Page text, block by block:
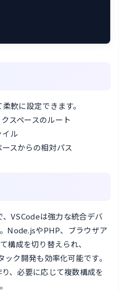
軟に設定できます。
スペースのルート
ル
スからの相対パス
VSCodeは強力な統合デバ
Node.jsやPHP、ブラウザア
構成を切り替えられ、
ク開発も効率化可能です。
、必要に応じて複数構成を